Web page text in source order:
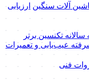
آلات سنگین ارزیابی
تکنسین برتر
عیب‌یابی و تعمیرات
فنی